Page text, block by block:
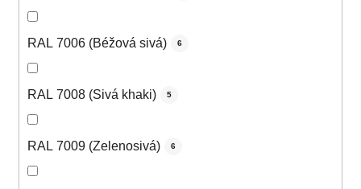
RAL 7006 (Béžová sivá) 6
RAL 7008 (Sivá khaki) 5
RAL 7009 (Zelenosivá) 6